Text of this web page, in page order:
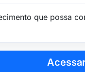
que possa